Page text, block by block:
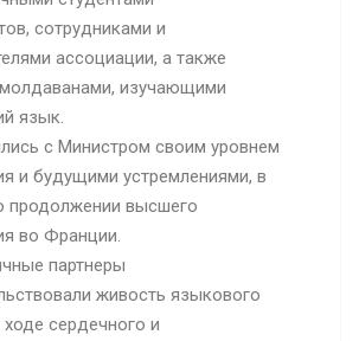
сотрудниками и
ассоциации, а также
изучающими
язык.
с Министром своим уровнем
и будущими устремлениями, в
продолжении высшего
во Франции.
партнеры
живость языкового
сердечного и